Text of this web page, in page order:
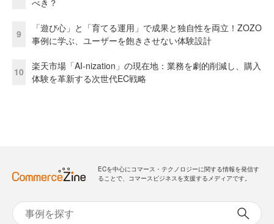
9
「遊び心」と「育てる運用」で成果と独自性を両立！ZOZO
事例に学ぶ、ユーザーを飽きさせない体験設計
10
楽天市場「AI-nization」の現在地：業務を劇的削減し、購入
体験を革新する次世代EC戦略
ECを中心にコマース・テクノロジーに関する情報を発信す
ることで、コマースビジネスを支援するメディアです。